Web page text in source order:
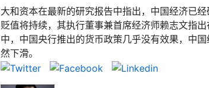
大和资本在最新的研究报告中指出，中国经济已
贬值将持续，其执行董事兼首席经济师赖志文指出
中，中国央行推出的货币政策几乎没有效果，中
然下滑。